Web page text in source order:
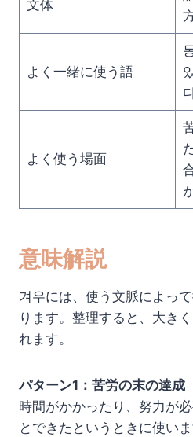
文体
よく一緒に使う語
よく使う場面
意味解説
겨우には、使う文脈によっ
ります。整理すると、大き
れます。
パターン1：苦労の末の達成
時間がかかったり、努力が
とできたというときに使い